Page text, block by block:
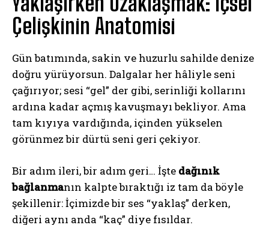
Çelişkinin Anatomisi
Gün batımında, sakin ve huzurlu sahilde denize
doğru yürüyorsun. Dalgalar her hâliyle seni
çağırıyor; sesi “gel” der gibi, serinliği kollarını
ardına kadar açmış kavuşmayı bekliyor. Ama
tam kıyıya vardığında, içinden yükselen
görünmez bir dürtü seni geri çekiyor.
Bir adım ileri, bir adım geri… İşte dağınık
bağlanmanın kalpte bıraktığı iz tam da böyle
şekillenir: İçimizde bir ses “yaklaş” derken,
diğeri aynı anda “kaç” diye fısıldar.